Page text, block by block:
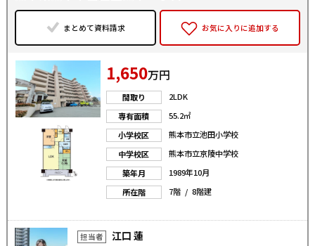
まとめて資料請求 お気に入りに追加する
1,650万円
間取り
2LDK
専有面積
55.2㎡
小学校区
熊本市立池田小学校
中学校区
熊本市立京陵中学校
築年月
1989年10月
所在階
7階 / 8階建
担当者 江口 蓮